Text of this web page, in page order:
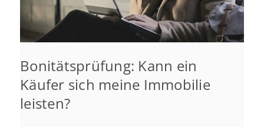
Bonitätsprüfung: Kann ein
Käufer sich meine Immobilie
leisten?